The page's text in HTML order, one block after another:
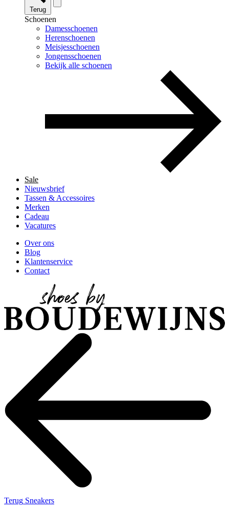
Terug
Schoenen
Damesschoenen
Herenschoenen
Meisjesschoenen
Jongensschoenen
Bekijk alle schoenen
Sale
Nieuwsbrief
Tassen & Accessoires
Merken
Cadeau
Vacatures
Over ons
Blog
Klantenservice
Contact
Terug Sneakers